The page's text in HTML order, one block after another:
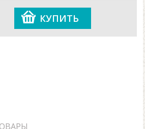
цвета для девочек и мальчиков
образ.
КУПИТЬ